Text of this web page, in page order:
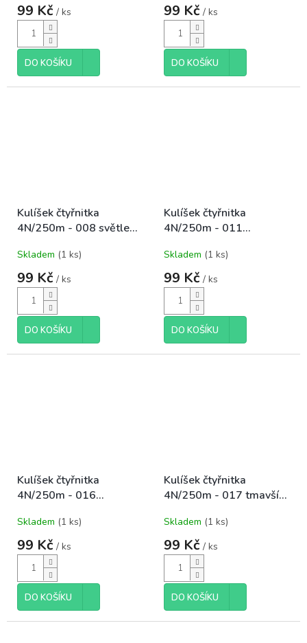
99 Kč / ks
DO KOŠÍKU
99 Kč / ks
DO KOŠÍKU
Kulíšek čtyřnitka
4N/250m - 008 světle
Skladem (1 ks)
99 Kč / ks
DO KOŠÍKU
Kulíšek čtyřnitka
4N/250m - 011
Skladem (1 ks)
99 Kč / ks
DO KOŠÍKU
Kulíšek čtyřnitka
4N/250m - 016
Skladem (1 ks)
99 Kč / ks
DO KOŠÍKU
Kulíšek čtyřnitka
4N/250m - 017 tmavší
Skladem (1 ks)
99 Kč / ks
DO KOŠÍKU